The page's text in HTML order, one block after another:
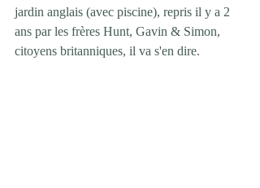
jardin anglais (avec piscine), repris il y a 2
ans par les frères Hunt, Gavin & Simon,
citoyens britanniques, il va s'en dire.